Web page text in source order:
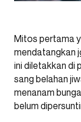
Mitos pertama
mendatangkan
ini diletakkan di
sang belahan
menanam
belum